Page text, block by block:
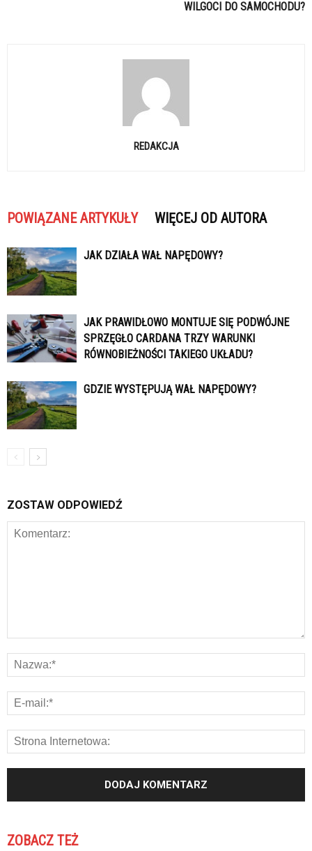
WILGOCI DO SAMOCHODU?
REDAKCJA
POWIĄZANE ARTYKUŁY WIĘCEJ OD AUTORA
JAK DZIAŁA WAŁ NAPĘDOWY?
JAK PRAWIDŁOWO MONTUJE SIĘ PODWÓJNE
SPRZĘGŁO CARDANA TRZY WARUNKI
RÓWNOBIEŻNOŚCI TAKIEGO UKŁADU?
GDZIE WYSTĘPUJĄ WAŁ NAPĘDOWY?
ZOSTAW ODPOWIEDŹ
ZOBACZ TEŻ